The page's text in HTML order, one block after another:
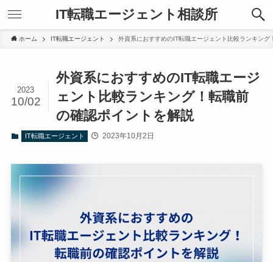
IT転職エージェント相談所
ホーム IT転職エージェント 外資系におすすめのIT転職エージェント比較ランキング
外資系におすすめのIT転職エージ
ェント比較ランキング！転職前
の確認ポイントを解説
2023
10/02
IT転職エージェント 2023年10月2日